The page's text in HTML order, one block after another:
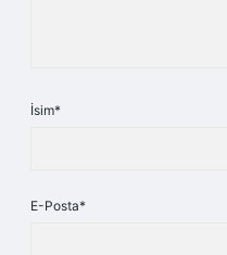
İsim*
E-Posta*